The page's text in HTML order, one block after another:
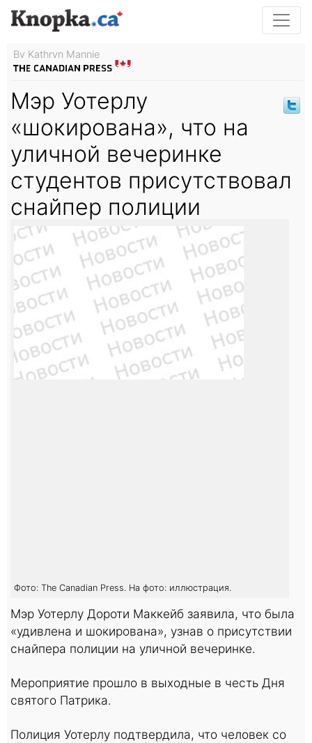
By Kathryn Mannie
Мэр Уотерлу
«шокирована», что на
уличной вечеринке
студентов присутствовал
снайпер полиции
Фото: The Canadian Press. На фото: иллюстрация.
Мэр Уотерлу Дороти Маккейб заявила, что была
«удивлена и шокирована», узнав о присутствии
снайпера полиции на уличной вечеринке.
Мероприятие прошло в выходные в честь Дня
святого Патрика.
Полиция Уотерлу подтвердила, что человек со